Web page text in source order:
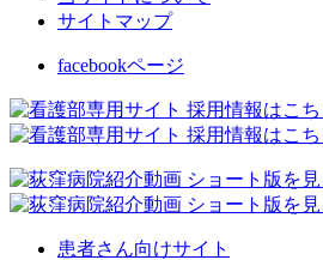
サイトマップ
facebookページ
患者さん向けサイト